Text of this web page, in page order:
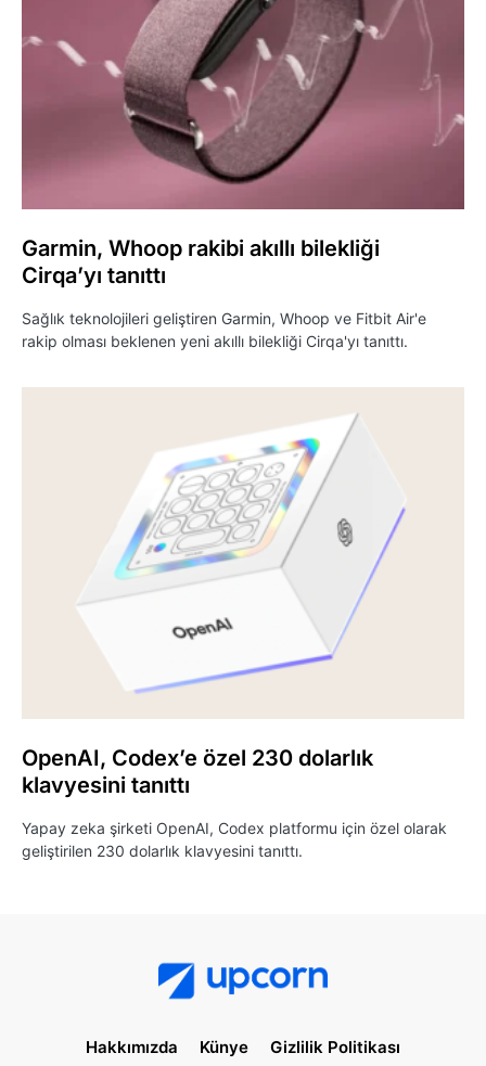
Garmin, Whoop rakibi akıllı bilekliği
Cirqa’yı tanıttı
Sağlık teknolojileri geliştiren Garmin, Whoop ve Fitbit Air'e
rakip olması beklenen yeni akıllı bilekliği Cirqa'yı tanıttı.
OpenAI, Codex’e özel 230 dolarlık
klavyesini tanıttı
Yapay zeka şirketi OpenAI, Codex platformu için özel olarak
geliştirilen 230 dolarlık klavyesini tanıttı.
Hakkımızda Künye Gizlilik Politikası